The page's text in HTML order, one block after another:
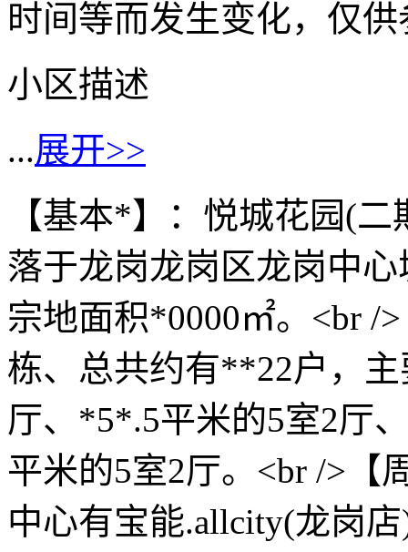
时间等而发生变化，仅
小区描述
...展开>>
【基本*】：悦城花园(
落于龙岗龙岗区龙岗中
宗地面积*0000㎡。<br /
栋、总共约有**22户，
厅、*5*.5平米的5室2厅
平米的5室2厅。<br />【
中心有宝能.allcity(龙岗